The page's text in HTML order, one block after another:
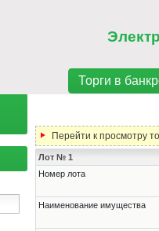
Торги в
Перейти к просмотру
Лот № 1
Номер лота
Наименование имущества